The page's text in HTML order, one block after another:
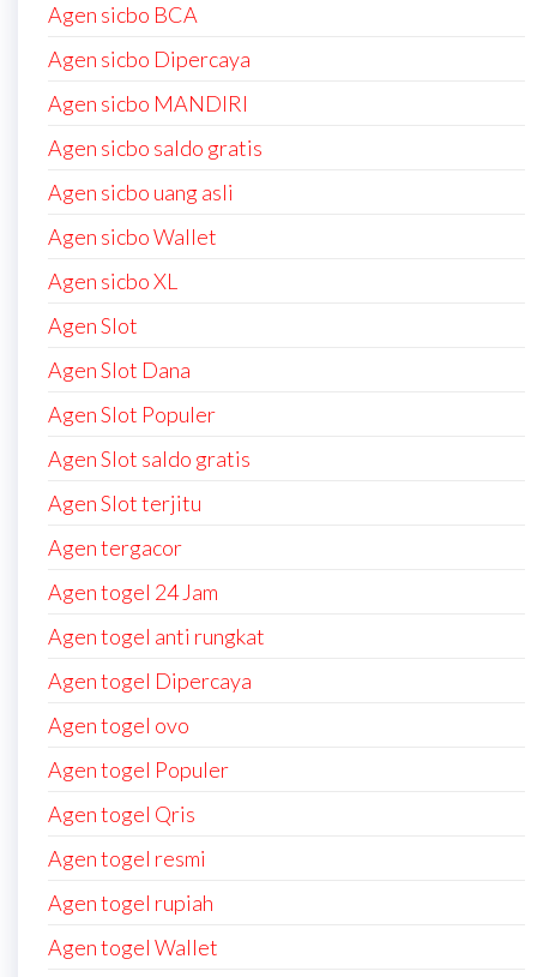
Agen sicbo BCA
Agen sicbo Dipercaya
Agen sicbo MANDIRI
Agen sicbo saldo gratis
Agen sicbo uang asli
Agen sicbo Wallet
Agen sicbo XL
Agen Slot
Agen Slot Dana
Agen Slot Populer
Agen Slot saldo gratis
Agen Slot terjitu
Agen tergacor
Agen togel 24 Jam
Agen togel anti rungkat
Agen togel Dipercaya
Agen togel ovo
Agen togel Populer
Agen togel Qris
Agen togel resmi
Agen togel rupiah
Agen togel Wallet